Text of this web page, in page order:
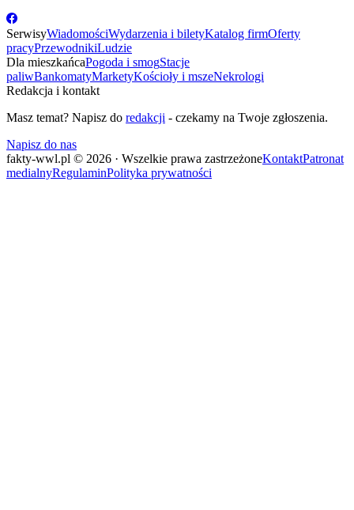
SerwisyWiadomościWydarzenia i biletyKatalog firmOferty
pracyPrzewodnikiLudzie
Dla mieszkańcaPogoda i smogStacje
paliwBankomatyMarketyKościoły i mszeNekrologi
Redakcja i kontakt
Masz temat? Napisz do redakcji - czekamy na Twoje zgłoszenia.
Napisz do nas
fakty-wwl.pl © 2026 · Wszelkie prawa zastrzeżoneKontaktPatronat
medialnyRegulaminPolityka prywatności